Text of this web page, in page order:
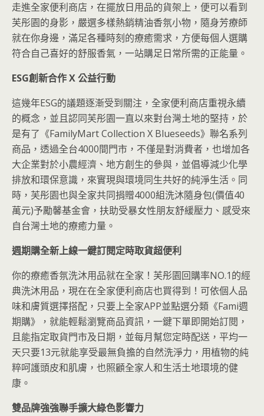
走進全家便利商店，在擺放日用品的貨架上，便可以看到
芙彤園的身影，嚴選多樣熱銷精油香氛小物，隨身芳療師
就在你身邊，滿足各種時刻的療癒需求，方便每個人選購
符合自己喜好的舒服香氣，一站購足日常所需的正能量。
ESG創新合作 X公益行動
這幾年ESG的議題逐漸受到關注，全家便利商店重視永續
的概念，並且認同芙彤園一直以來對台灣土地的堅持，於
是有了《FamilyMart Collection X Blueseeds》聯名系列
商品，透過全台4000間門市，不僅是對消費者，也增加各
大企業對於小農經濟、地方創生的參與，並倡導減少化學
排放和環保意識，來實現與環境同生共好的純淨生活。同
時，芙彤園也與全家共同捐贈4000組洗沐隨身包(價值40
萬元)予勵馨基金會，扶助受暴女性朋友舒緩壓力、感受來
自台灣土地的療癒力量。
週期購全新上線一鍵訂閱定時取貨超便利
你的療癒香氛洗沐用品就在全家！芙彤園回購率NO.1的經
典洗沐用品，現在在全家便利商店也買得到！可依個人品
味和膚質選擇搭配，只要上全家APP並點選分類《Fami週
期購》，就能輕鬆瀏覽商品資訊，一鍵下單即開始訂閱，
且能指定取貨門市及日期，並每月幫您定時配送，平均一
天只要13元就能享受最無負擔的自然洗淨力，用植物的純
粹呵護頭皮和肌膚，也照顧全家人和生活土地環境的健
康。
雙品牌強強聯手擴大綠色影響力